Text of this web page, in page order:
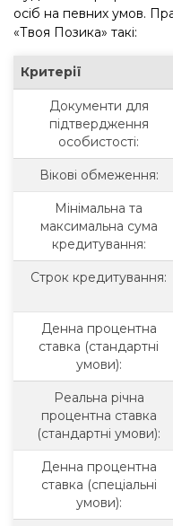
осіб на певних умов.
«Твоя Позика» такі:
Критерії
Документи для
підтвердження
особистості:
Вікові обмеження:
Мінімальна та
максимальна сума
кредитування:
Строк кредитування:
Денна процентна
ставка (стандартні
умови):
Реальна річна
процентна ставка
(стандартні умови):
Денна процентна
ставка (спеціальні
умови):